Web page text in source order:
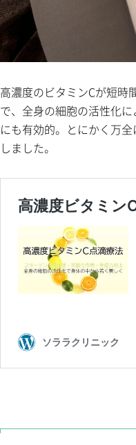
高濃度のビタミンCが短時
で、全身の細胞の活性化
にも有効的。とにかく万
しました。